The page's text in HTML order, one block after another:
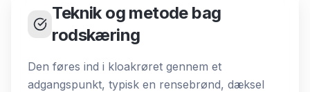
Teknik og metode bag
rodskæring
Den føres ind i kloakrøret gennem et
adgangspunkt, typisk en rensebrønd, dæksel